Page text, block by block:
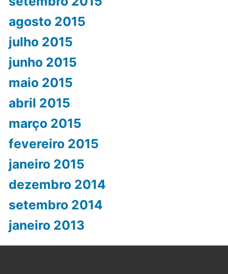
agosto 2015
julho 2015
junho 2015
maio 2015
abril 2015
março 2015
fevereiro 2015
janeiro 2015
dezembro 2014
setembro 2014
janeiro 2013